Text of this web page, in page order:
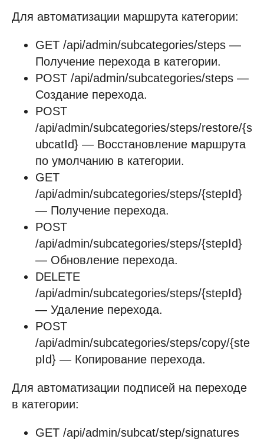
Для автоматизации маршрута категории:
GET /api/admin/subcategories/steps —
Получение перехода в категории.
POST /api/admin/subcategories/steps —
Создание перехода.
POST
/api/admin/subcategories/steps/restore/{s
ubcatId} — Восстановление маршрута
по умолчанию в категории.
GET
/api/admin/subcategories/steps/{stepId}
— Получение перехода.
POST
/api/admin/subcategories/steps/{stepId}
— Обновление перехода.
DELETE
/api/admin/subcategories/steps/{stepId}
— Удаление перехода.
POST
/api/admin/subcategories/steps/copy/{ste
pId} — Копирование перехода.
Для автоматизации подписей на переходе
в категории:
GET /api/admin/subcat/step/signatures